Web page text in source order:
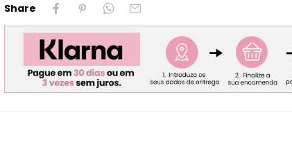
Share